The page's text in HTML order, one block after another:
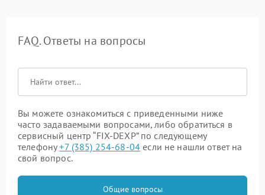
FAQ. Ответы на вопросы
Вы можете ознакомиться с приведенными ниже
часто задаваемыми вопросами, либо обратиться в
сервисный центр “FIX-DEXP” по следующему
телефону+7 (385) 254-68-04 если не нашли ответ на
свой вопрос.
Общие вопросы